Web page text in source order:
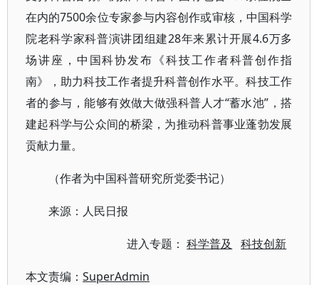
在内的7500余位专家参与内容创作或审核，中国科学
院老科学家科普演讲团组建28年来累计开展4.6万多
场讲座，中国科协发布《科技工作者科普创作指
南》，助力科技工作者提升科普创作水平。科技工作
者的参与，能够有效做大做强科普人才“蓄水池”，搭
建起科学与公众间的桥梁，为推动科普事业蓬勃发展
贡献力量。
（作者为中国科普研究所党委书记）
来源：人民日报
进入专题：科学普及 科技创新
本文责编： SuperAdmin